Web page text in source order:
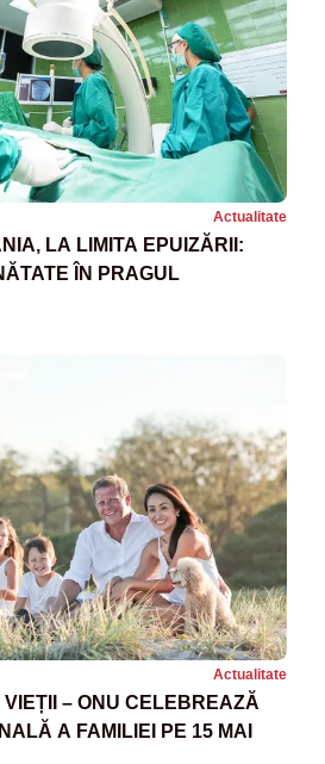
Actualitate
LA LIMITA EPUIZĂRII:
ÎN PRAGUL
Actualitate
– ONU CELEBREAZĂ
A FAMILIEI PE 15 MAI